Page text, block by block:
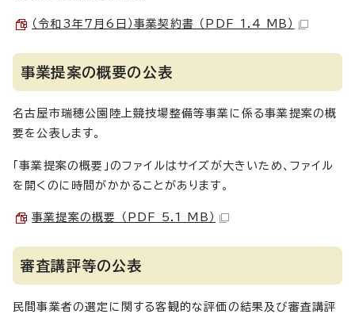
（令和3年7月6日）事業契約書 （PDF 1.4 MB）
事業提案の概要の公表
名古屋市瑞穂公園陸上競技場整備等事業に係る事業提案の概
要を公表します。
「事業提案の概要」のファイルはサイズが大きいため、ファイル
を開くのに時間がかかることがあります。
事業提案の概要 （PDF 5.1 MB）
審査講評等の公表
民間事業者の選定に関する客観的な評価の結果及び審査講評